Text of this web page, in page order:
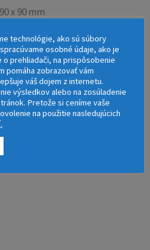
x 90 mm
Možnosť
technológie, ako sú súbory
osobné údaje, ako je
prehliadači, na prispôsobenie
pomáha zobrazovať vám
váš dojem z internetu.
výsledkov alebo na zosúladenie
Pretože si ceníme vaše
na použitie nasledujúcich